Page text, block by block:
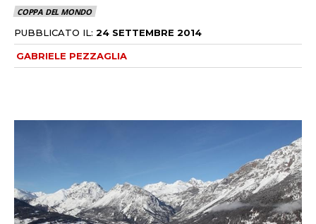
COPPA DEL MONDO
PUBBLICATO IL: 24 SETTEMBRE 2014
GABRIELE PEZZAGLIA